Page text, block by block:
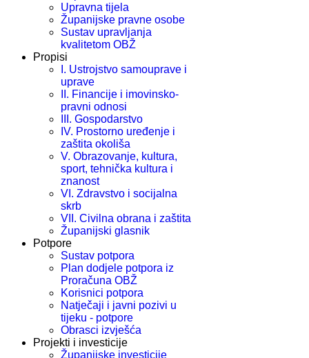
Upravna tijela
Županijske pravne osobe
Sustav upravljanja
kvalitetom OBŽ
Propisi
I. Ustrojstvo samouprave i
uprave
II. Financije i imovinsko-
pravni odnosi
III. Gospodarstvo
IV. Prostorno uređenje i
zaštita okoliša
V. Obrazovanje, kultura,
sport, tehnička kultura i
znanost
VI. Zdravstvo i socijalna
skrb
VII. Civilna obrana i zaštita
Županijski glasnik
Potpore
Sustav potpora
Plan dodjele potpora iz
Proračuna OBŽ
Korisnici potpora
Natječaji i javni pozivi u
tijeku - potpore
Obrasci izvješća
Projekti i investicije
Županijske investicije